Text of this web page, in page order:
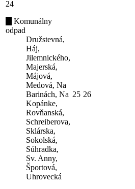
24
Komunálny
odpad
Družstevná,
Háj,
Jilemnického,
Majerská,
Májová,
Medová, Na
Barinách, Na
Kopánke,
Rovňanská,
Schreiberova,
Sklárska,
Sokolská,
Súhradka,
Sv. Anny,
Športová,
Uhrovecká
25 26